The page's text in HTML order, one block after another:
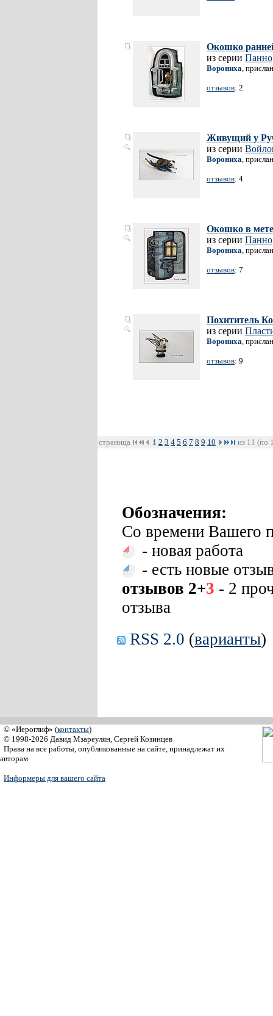
Окошко
из серии Панно
Ворониха,
отзывов: 2
Живущий у
из серии
Ворониха,
отзывов: 4
Окошко в
из серии Панно
Ворониха,
отзывов: 7
Похититель
из серии
Ворониха,
отзывов: 9
страница 1 2 3 4 5 6 7 8 9 10 из 11 (по
Обозначения:
Со времени Вашего
- новая работа
- есть новые
отзывов 2+3 - 2
отзыва
RSS 2.0 (варианты)
© «Иероглиф» (контакты)
© 1998-2026 Давид Мзареулян, Сергей Козинцев
Права на все работы, опубликованные на сайте, принадлежат их
авторам
Информеры для вашего сайта